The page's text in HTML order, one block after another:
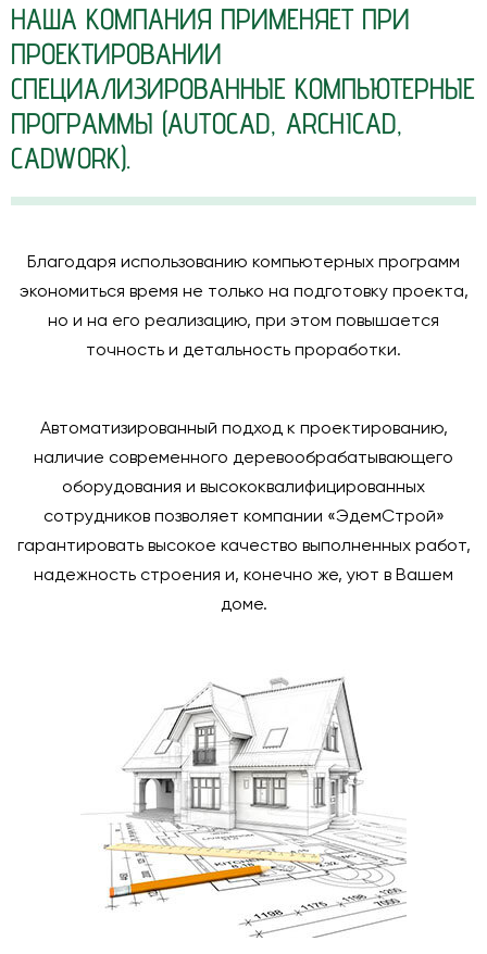
НАША КОМПАНИЯ ПРИМЕНЯЕТ ПРИ
ПРОЕКТИРОВАНИИ
СПЕЦИАЛИЗИРОВАННЫЕ КОМПЬЮТЕРНЫЕ
ПРОГРАММЫ (AUTOCAD, ARCHICAD,
CADWORK).
Благодаря использованию компьютерных программ
экономиться время не только на подготовку проекта,
но и на его реализацию, при этом повышается
точность и детальность проработки.
Автоматизированный подход к проектированию,
наличие современного деревообрабатывающего
оборудования и высококвалифицированных
сотрудников позволяет компании «ЭдемСтрой»
гарантировать высокое качество выполненных работ,
надежность строения и, конечно же, уют в Вашем
доме.